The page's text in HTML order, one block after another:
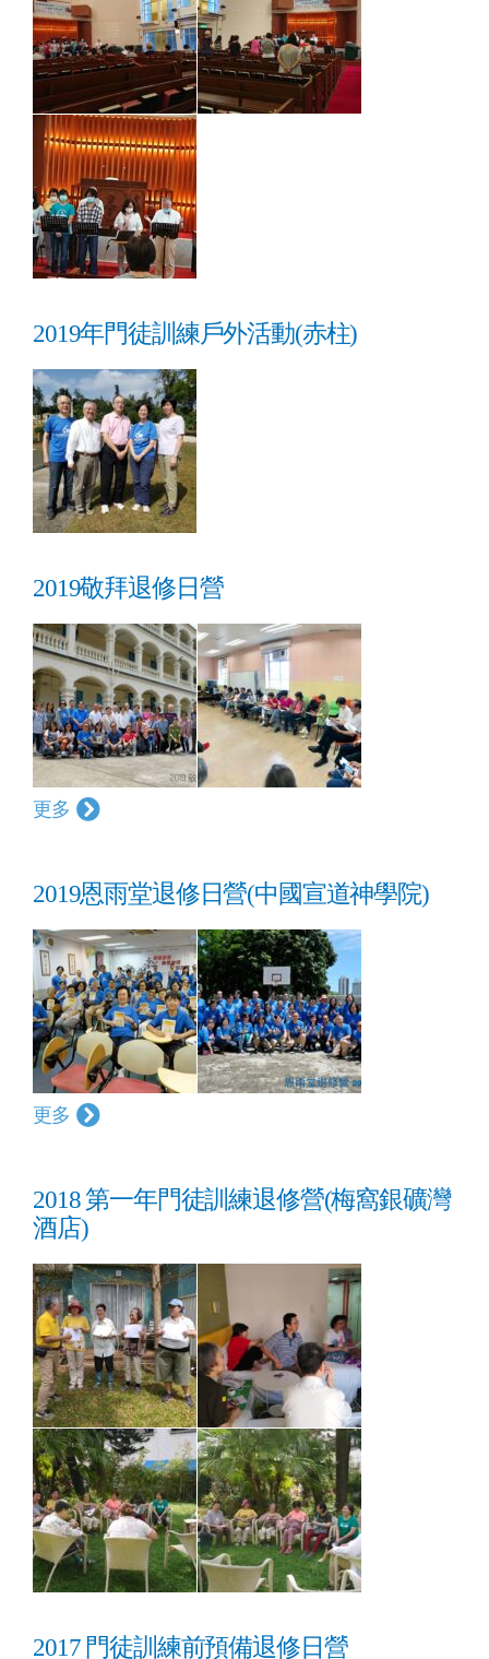
2019年門徒訓練戶外活動(赤柱)
2019敬拜退修日營
更多
2019恩雨堂退修日營(中國宣道神學院)
更多
2018 第一年門徒訓練退修營(梅窩銀礦灣
酒店)
2017 門徒訓練前預備退修日營